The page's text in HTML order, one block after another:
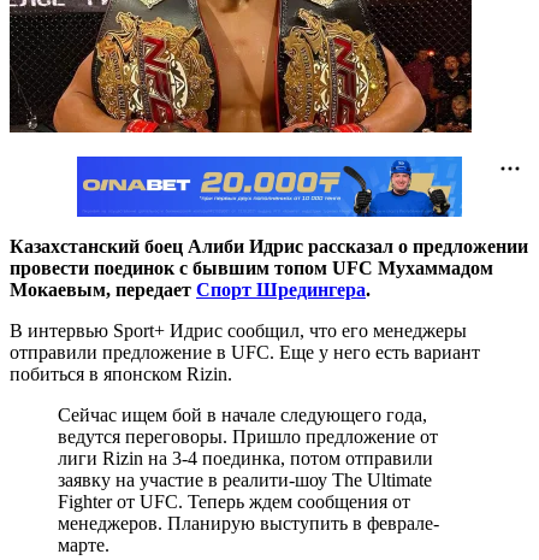
Казахстанский боец Алиби Идрис рассказал о предложении
провести поединок с бывшим топом UFC Мухаммадом
Мокаевым, передает Спорт Шредингера.
В интервью Sport+ Идрис сообщил, что его менеджеры
отправили предложение в UFC. Еще у него есть вариант
побиться в японском Rizin.
Сейчас ищем бой в начале следующего года,
ведутся переговоры. Пришло предложение от
лиги Rizin на 3-4 поединка, потом отправили
заявку на участие в реалити-шоу The Ultimate
Fighter от UFC. Теперь ждем сообщения от
менеджеров. Планирую выступить в феврале-
марте.